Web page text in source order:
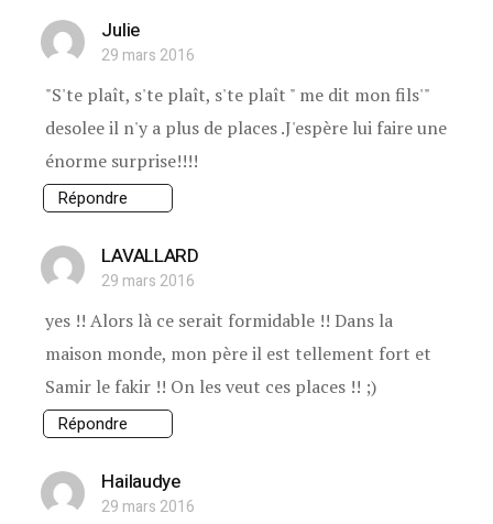
Julie
29 mars 2016
"S'te plaît, s'te plaît, s'te plaît " me dit mon fils'"
desolee il n'y a plus de places .J'espère lui faire une
énorme surprise!!!!
Répondre
LAVALLARD
29 mars 2016
yes !! Alors là ce serait formidable !! Dans la
maison monde, mon père il est tellement fort et
Samir le fakir !! On les veut ces places !! ;)
Répondre
Hailaudye
29 mars 2016